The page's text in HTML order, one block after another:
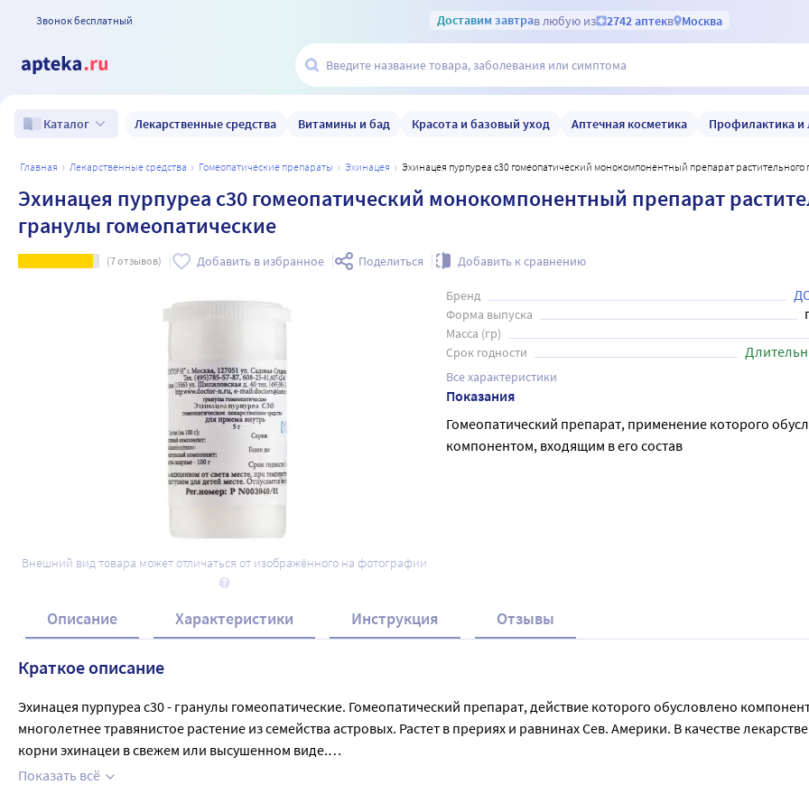
Звонок бесплатный Доставим завтрав любую из 2742 аптекв Москва
Каталог Лекарственные средства Витамины и бад Красота и базовый уход Аптечная косметика Профилактика и
главная лекарственные средства гомеопатические препараты эхинацея Эхинацея пурпуреа c30 гомеопатический монокомпонентный препарат
Эхинацея пурпуреа c30 гомеопатический монокомпонентный препарат
гранулы гомеопатические
(7отзывов) Добавить в избранное Поделиться Добавить к сравнению
Внешний вид товара может отличаться от изображённого на фотографии
Бренд
Форма выпуска
Масса (гр)
Срок годности
Все характеристики
Показания
Гомеопатический препарат, применение которого
компонентом, входящим в его состав
Описание Характеристики Инструкция Отзывы
Краткое описание
Эхинацея пурпуреа с30 - гранулы гомеопатические. Гомеопатический препарат, действие которого обусловлено
многолетнее травянистое растение из семейства астровых. Растет в прериях и равнинах Сев. Америки. В качестве
корни эхинацеи в свежем или высушенном виде.
Химический состав:
Показать всё